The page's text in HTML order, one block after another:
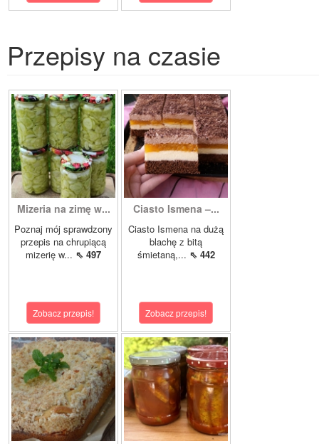
Przepisy na czasie
Mizeria na zimę w...
Poznaj mój sprawdzony
przepis na chrupiącą
mizerię w... ⇖ 497
Zobacz przepis!
Ciasto Ismena –...
Ciasto Ismena na dużą
blachę z bitą
śmietaną,... ⇖ 442
Zobacz przepis!